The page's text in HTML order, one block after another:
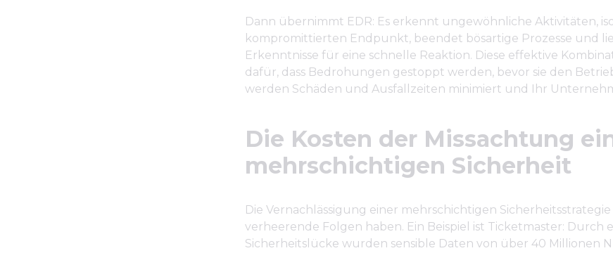
Dann übernimmt EDR: Es erkennt ungewöhnliche Aktivitäten,
kompromittierten Endpunkt, beendet bösartige Prozesse und
Erkenntnisse für eine schnelle Reaktion. Diese effektive
dafür, dass Bedrohungen gestoppt werden, bevor sie den
werden Schäden und Ausfallzeiten minimiert und Ihr
Die Kosten der Missachtung
mehrschichtigen Sicherheit
Die Vernachlässigung einer mehrschichtigen
verheerende Folgen haben. Ein Beispiel ist Ticketmaster: Durch
Sicherheitslücke wurden sensible Daten von über 40 Millionen